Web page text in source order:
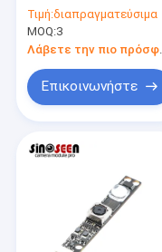
προσώπου
αισθητήρων της
Sony IMX335
Τιμή:διαπραγματεύσιμα
MOQ:3
Λάβετε την πιο πρόσφατη τιμή
Επικοινωνήστε